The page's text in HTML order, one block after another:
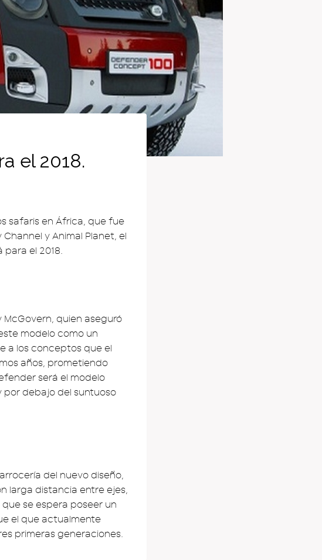
el 2018.
safaris en África, que fue
y Animal Planet, el
el 2018.
McGovern, quien aseguró
modelo como un
a los conceptos que el
años, prometiendo
será el modelo
por debajo del suntuoso
del nuevo diseño,
larga distancia entre ejes,
se espera poseer un
el que actualmente
primeras generaciones.